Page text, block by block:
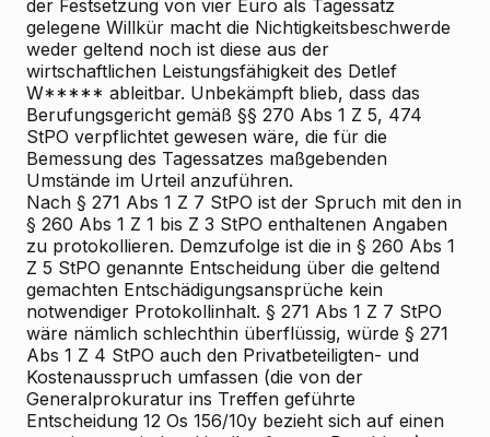
der Festsetzung von vier Euro als Tagessatz
gelegene Willkür macht die Nichtigkeitsbeschwerde
weder geltend noch ist diese aus der
wirtschaftlichen Leistungsfähigkeit des Detlef
W***** ableitbar. Unbekämpft blieb, dass das
Berufungsgericht gemäß §§ 270 Abs 1 Z 5, 474
StPO verpflichtet gewesen wäre, die für die
Bemessung des Tagessatzes maßgebenden
Umstände im Urteil anzuführen.
Nach § 271 Abs 1 Z 7 StPO ist der Spruch mit den in
§ 260 Abs 1 Z 1 bis Z 3 StPO enthaltenen Angaben
zu protokollieren. Demzufolge ist die in § 260 Abs 1
Z 5 StPO genannte Entscheidung über die geltend
gemachten Entschädigungsansprüche kein
notwendiger Protokollinhalt. § 271 Abs 1 Z 7 StPO
wäre nämlich schlechthin überflüssig, würde § 271
Abs 1 Z 4 StPO auch den Privatbeteiligten- und
Kostenausspruch umfassen (die von der
Generalprokuratur ins Treffen geführte
Entscheidung 12 Os 156/10y bezieht sich auf einen